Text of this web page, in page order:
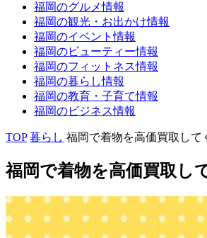
福岡のグルメ情報
福岡の観光・お出かけ情報
福岡のイベント情報
福岡のビューティー情報
福岡のフィットネス情報
福岡の暮らし情報
福岡の教育・子育て情報
福岡のビジネス情報
TOP 暮らし 福岡で着物を高価買取して
福岡で着物を高価買取し